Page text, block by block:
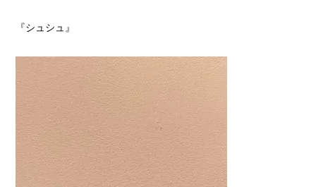
『シュシュ』